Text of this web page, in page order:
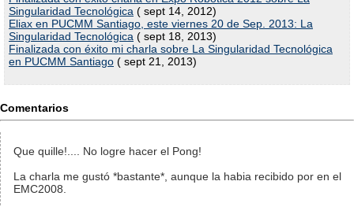
Singularidad Tecnológica ( sept 14, 2012)
Eliax en PUCMM Santiago, este viernes 20 de Sep. 2013: La
Singularidad Tecnológica ( sept 18, 2013)
Finalizada con éxito mi charla sobre La Singularidad Tecnológica
en PUCMM Santiago ( sept 21, 2013)
Comentarios
Que quille!.... No logre hacer el Pong!
La charla me gustó *bastante*, aunque la habia recibido por en el
EMC2008.